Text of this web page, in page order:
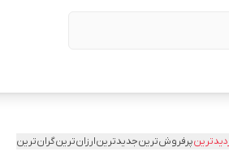
پرفروش‌ترینجدیدترینارزان‌ترینگران‌ترین